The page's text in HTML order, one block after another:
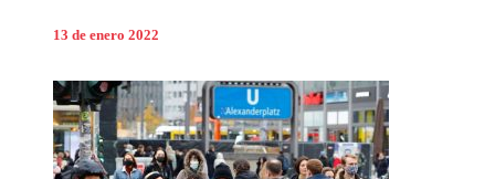
13 de enero 2022